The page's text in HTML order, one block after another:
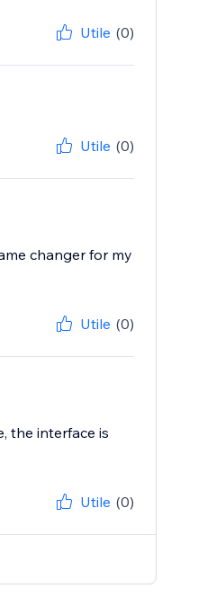
Utile (0)
Utile (0)
changer for my
Utile (0)
the interface is
Utile (0)